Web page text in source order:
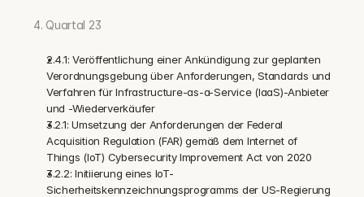
4. Quartal 23
2.4.1: Veröffentlichung einer Ankündigung zur geplanten
Verordnungsgebung über Anforderungen, Standards und
Verfahren für Infrastructure-as-a-Service (IaaS)-Anbieter
und -Wiederverkäufer
3.2.1: Umsetzung der Anforderungen der Federal
Acquisition Regulation (FAR) gemäß dem Internet of
Things (IoT) Cybersecurity Improvement Act von 2020
3.2.2: Initiierung eines IoT-
Sicherheitskennzeichnungsprogramms der US-Regierung